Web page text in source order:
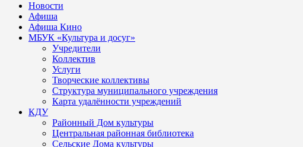
Новости
Афиша
Афиша Кино
МБУК «Культура и досуг»
Учредители
Коллектив
Услуги
Творческие коллективы
Структура муниципального учреждения
Карта удалённости учреждений
КДУ
Районный Дом культуры
Центральная районная библиотека
Сельские Дома культуры